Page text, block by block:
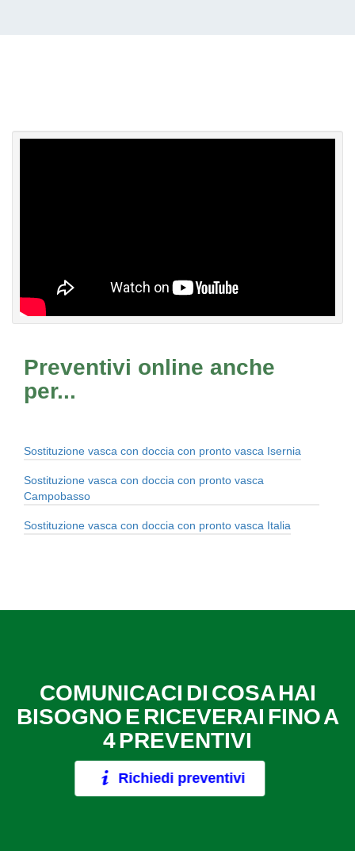
Preventivi online anche
per...
Sostituzione vasca con doccia con pronto vasca Isernia
Sostituzione vasca con doccia con pronto vasca
Campobasso
Sostituzione vasca con doccia con pronto vasca Italia
COMUNICACI DI COSA HAI
BISOGNO E RICEVERAI FINO A
4 PREVENTIVI
Richiedi preventivi